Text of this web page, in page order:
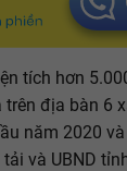
tích hơn
địa bàn 6
năm 2020
và UBND